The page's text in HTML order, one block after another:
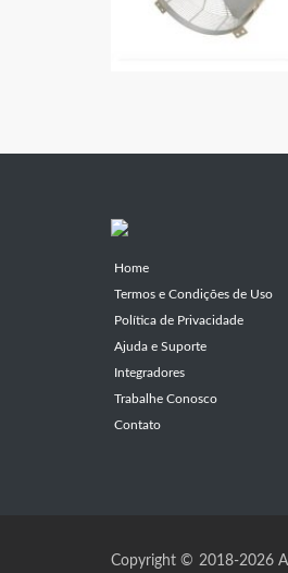
Home
Termos e Condições de Uso
Política de Privacidade
Ajuda e Suporte
Integradores
Trabalhe Conosco
Contato
Copyright © 2018-2026